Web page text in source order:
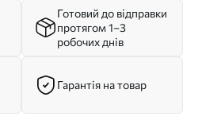
Готовий до відправки
протягом 1–3
робочих днів
Гарантія на товар